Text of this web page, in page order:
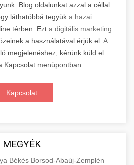
Blog oldalunkat azzal a céllal
láthatóbbá tegyük a hazai
térben. Ezt a digitális marketing
a használatával érjük el. A
megjelenéshez, kérünk küld el
Kapcsolat menüpontban.
Kapcsolat
MEGYÉK
Békés Borsod-Abaúj-Zemplén